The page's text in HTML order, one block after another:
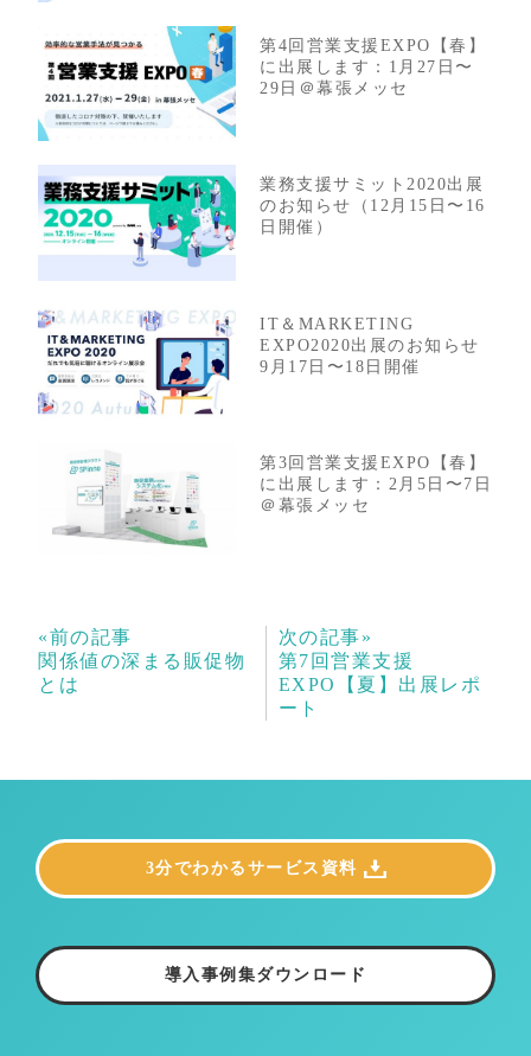
第4回営業支援EXPO【春】
に出展します：1月27日〜
29日＠幕張メッセ
業務支援サミット2020出展
のお知らせ（12月15日〜16
日開催）
IT＆MARKETING
EXPO2020出展のお知らせ
9月17日〜18日開催
第3回営業支援EXPO【春】
に出展します：2月5日〜7日
＠幕張メッセ
«前の記事
関係値の深まる販促物
とは
次の記事»
第7回営業支援
EXPO【夏】出展レポ
ート
3分でわかるサービス資料
導入事例集ダウンロード